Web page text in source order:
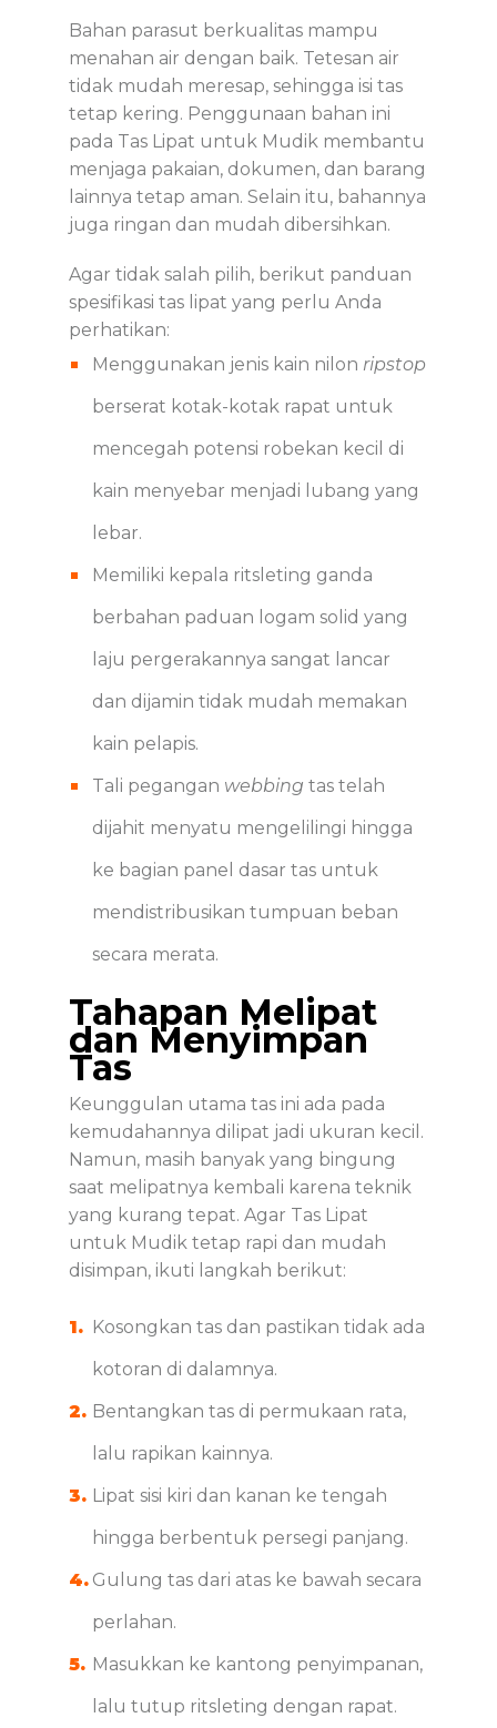
Bahan parasut berkualitas mampu
menahan air dengan baik. Tetesan air
tidak mudah meresap, sehingga isi tas
tetap kering. Penggunaan bahan ini
pada Tas Lipat untuk Mudik membantu
menjaga pakaian, dokumen, dan barang
lainnya tetap aman. Selain itu, bahannya
juga ringan dan mudah dibersihkan.
Agar tidak salah pilih, berikut panduan
spesifikasi tas lipat yang perlu Anda
perhatikan:
Menggunakan jenis kain nilon ripstop
berserat kotak-kotak rapat untuk
mencegah potensi robekan kecil di
kain menyebar menjadi lubang yang
lebar.
Memiliki kepala ritsleting ganda
berbahan paduan logam solid yang
laju pergerakannya sangat lancar
dan dijamin tidak mudah memakan
kain pelapis.
Tali pegangan webbing tas telah
dijahit menyatu mengelilingi hingga
ke bagian panel dasar tas untuk
mendistribusikan tumpuan beban
secara merata.
Tahapan Melipat
dan Menyimpan
Tas
Keunggulan utama tas ini ada pada
kemudahannya dilipat jadi ukuran kecil.
Namun, masih banyak yang bingung
saat melipatnya kembali karena teknik
yang kurang tepat. Agar Tas Lipat
untuk Mudik tetap rapi dan mudah
disimpan, ikuti langkah berikut:
Kosongkan tas dan pastikan tidak ada
kotoran di dalamnya.
Bentangkan tas di permukaan rata,
lalu rapikan kainnya.
Lipat sisi kiri dan kanan ke tengah
hingga berbentuk persegi panjang.
Gulung tas dari atas ke bawah secara
perlahan.
Masukkan ke kantong penyimpanan,
lalu tutup ritsleting dengan rapat.